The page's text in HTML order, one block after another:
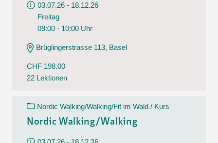
03.07.26 - 18.12.26
Freitag
09:00 - 10:00 Uhr
Brüglingerstrasse 113, Basel
CHF 198.00
22 Lektionen
Nordic Walking/Walking/Fit im Wald / Kurs
Nordic Walking/Walking